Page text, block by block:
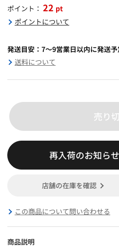
ポイント： 22 pt
ポイントについて
発送目安：7～9営業日以内に発送予
送料について
売り
再入荷のお知ら
店舗の在庫を確認
この商品について問い合わせる
商品説明